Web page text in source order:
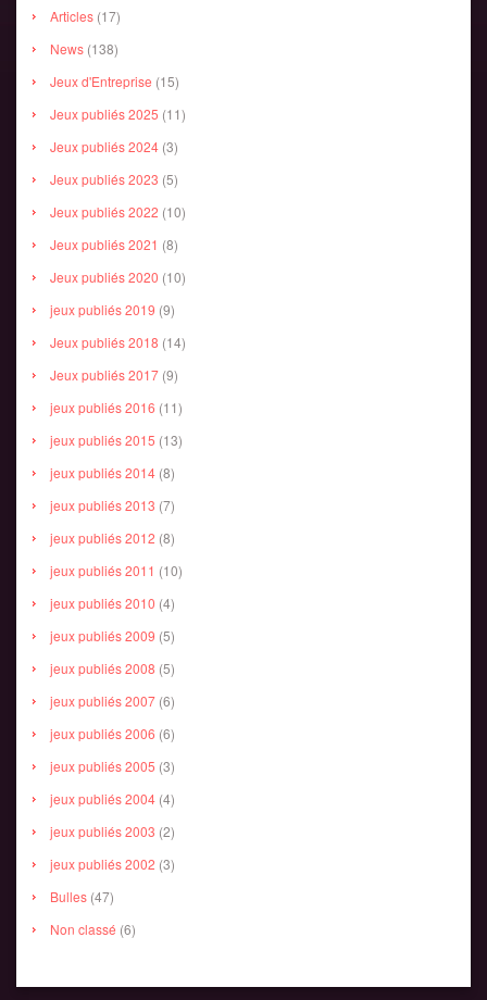
Articles (17)
News (138)
Jeux d'Entreprise (15)
Jeux publiés 2025 (11)
Jeux publiés 2024 (3)
Jeux publiés 2023 (5)
Jeux publiés 2022 (10)
Jeux publiés 2021 (8)
Jeux publiés 2020 (10)
jeux publiés 2019 (9)
Jeux publiés 2018 (14)
Jeux publiés 2017 (9)
jeux publiés 2016 (11)
jeux publiés 2015 (13)
jeux publiés 2014 (8)
jeux publiés 2013 (7)
jeux publiés 2012 (8)
jeux publiés 2011 (10)
jeux publiés 2010 (4)
jeux publiés 2009 (5)
jeux publiés 2008 (5)
jeux publiés 2007 (6)
jeux publiés 2006 (6)
jeux publiés 2005 (3)
jeux publiés 2004 (4)
jeux publiés 2003 (2)
jeux publiés 2002 (3)
Bulles (47)
Non classé (6)